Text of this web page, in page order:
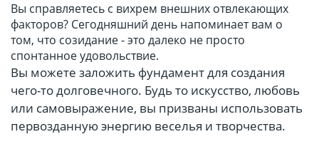
Вы справляетесь с вихрем внешних отвлекающих
факторов? Сегодняшний день напоминает вам о
том, что созидание - это далеко не просто
спонтанное удовольствие.
Вы можете заложить фундамент для создания
чего-то долговечного. Будь то искусство, любовь
или самовыражение, вы призваны использовать
первозданную энергию веселья и творчества.